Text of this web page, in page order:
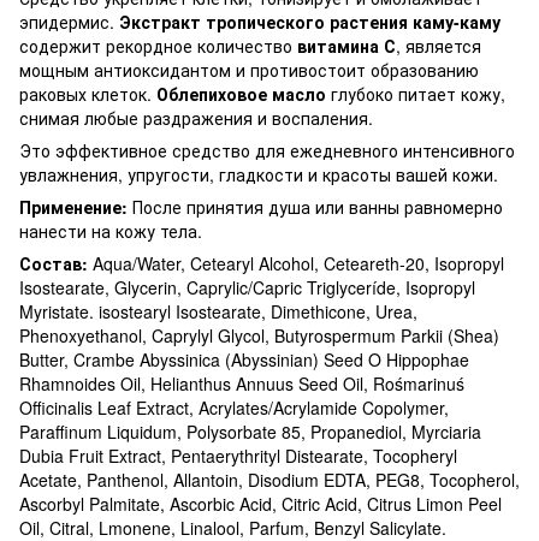
эпидермис. Экстракт тропического растения каму-каму
содержит рекордное количество витамина С, является
мощным антиоксидантом и противостоит образованию
раковых клеток. Облепиховое масло глубоко питает кожу,
снимая любые раздражения и воспаления.
Это эффективное средство для ежедневного интенсивного
увлажнения, упругости, гладкости и красоты вашей кожи.
Применение: После принятия душа или ванны равномерно
нанести на кожу тела.
Состав: Aqua/Water, Cetearyl Alcohol, Ceteareth-20, Isopropyl
Isostearate, Glycerin, Caprylic/Capric Triglyceríde, Isopropyl
Myristate. isostearyl Isostearate, Dimethicone, Urea,
Phenoxyethanol, Caprylyl Glycol, Butyrospermum Parkii (Shea)
Butter, Crambe Abyssinica (Abyssinian) Seed O Hippophae
Rhamnoides Oil, Helianthus Annuus Seed Oil, Rośmarinuś
Officinalis Leaf Extract, Acrylates/Acrylamide Copolymer,
Paraffinum Liquidum, Polysorbate 85, Propanediol, Myrciaria
Dubia Fruit Extract, Pentaerythrityl Distearate, Tocopheryl
Acetate, Panthenol, Allantoin, Disodium EDTA, PEG8, Tocopherol,
Ascorbyl Palmitate, Ascorbic Acid, Citric Acid, Citrus Limon Peel
Oil, Citral, Lmonene, Linalool, Parfum, Benzyl Salicylate.